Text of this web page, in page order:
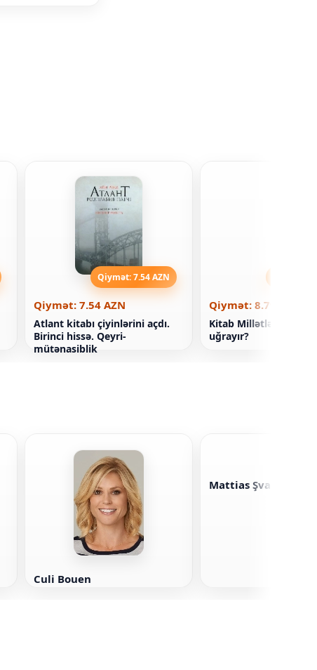
Qiymət: 7.54 AZN
Qiymət: 7.54 AZN
Atlant kitabı çiyinlərini açdı.
Birinci hissə. Qeyri-
mütənasiblik
Qiymət: 8.79 AZN
Kitab Millətlər niyə
uğrayır?
Culi Bouen
Mattias Şvayqhefer